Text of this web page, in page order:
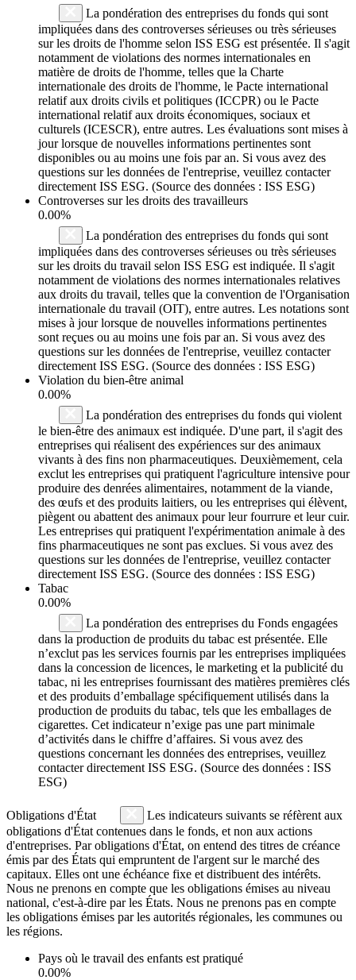
La pondération des entreprises du fonds qui sont
impliquées dans des controverses sérieuses ou très sérieuses
sur les droits de l'homme selon ISS ESG est présentée. Il s'agit
notamment de violations des normes internationales en
matière de droits de l'homme, telles que la Charte
internationale des droits de l'homme, le Pacte international
relatif aux droits civils et politiques (ICCPR) ou le Pacte
international relatif aux droits économiques, sociaux et
culturels (ICESCR), entre autres. Les évaluations sont mises à
jour lorsque de nouvelles informations pertinentes sont
disponibles ou au moins une fois par an. Si vous avez des
questions sur les données de l'entreprise, veuillez contacter
directement ISS ESG. (Source des données : ISS ESG)
Controverses sur les droits des travailleurs
0.00%
La pondération des entreprises du fonds qui sont
impliquées dans des controverses sérieuses ou très sérieuses
sur les droits du travail selon ISS ESG est indiquée. Il s'agit
notamment de violations des normes internationales relatives
aux droits du travail, telles que la convention de l'Organisation
internationale du travail (OIT), entre autres. Les notations sont
mises à jour lorsque de nouvelles informations pertinentes
sont reçues ou au moins une fois par an. Si vous avez des
questions sur les données de l'entreprise, veuillez contacter
directement ISS ESG. (Source des données : ISS ESG)
Violation du bien-être animal
0.00%
La pondération des entreprises du fonds qui violent
le bien-être des animaux est indiquée. D'une part, il s'agit des
entreprises qui réalisent des expériences sur des animaux
vivants à des fins non pharmaceutiques. Deuxièmement, cela
exclut les entreprises qui pratiquent l'agriculture intensive pour
produire des denrées alimentaires, notamment de la viande,
des œufs et des produits laitiers, ou les entreprises qui élèvent,
piègent ou abattent des animaux pour leur fourrure et leur cuir.
Les entreprises qui pratiquent l'expérimentation animale à des
fins pharmaceutiques ne sont pas exclues. Si vous avez des
questions sur les données de l'entreprise, veuillez contacter
directement ISS ESG. (Source des données : ISS ESG)
Tabac
0.00%
La pondération des entreprises du Fonds engagées
dans la production de produits du tabac est présentée. Elle
n’exclut pas les services fournis par les entreprises impliquées
dans la concession de licences, le marketing et la publicité du
tabac, ni les entreprises fournissant des matières premières clés
et des produits d’emballage spécifiquement utilisés dans la
production de produits du tabac, tels que les emballages de
cigarettes. Cet indicateur n’exige pas une part minimale
d’activités dans le chiffre d’affaires. Si vous avez des
questions concernant les données des entreprises, veuillez
contacter directement ISS ESG. (Source des données : ISS
ESG)
Obligations d'État
Les indicateurs suivants se réfèrent aux
obligations d'État contenues dans le fonds, et non aux actions
d'entreprises. Par obligations d'État, on entend des titres de créance
émis par des États qui empruntent de l'argent sur le marché des
capitaux. Elles ont une échéance fixe et distribuent des intérêts.
Nous ne prenons en compte que les obligations émises au niveau
national, c'est-à-dire par les États. Nous ne prenons pas en compte
les obligations émises par les autorités régionales, les communes ou
les régions.
Pays où le travail des enfants est pratiqué
0.00%